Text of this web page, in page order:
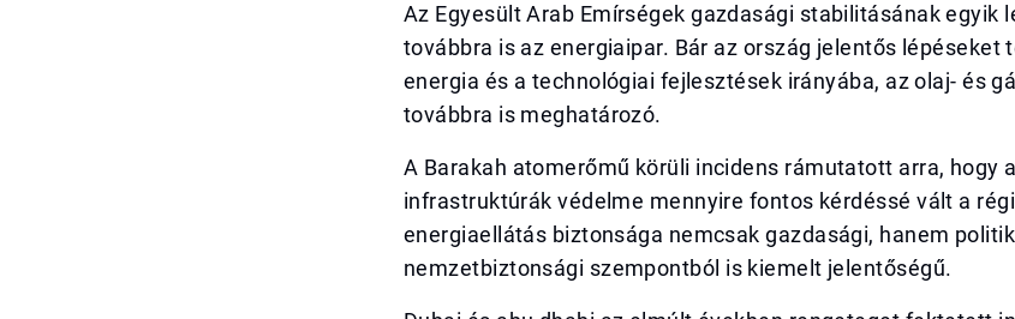
Az Egyesült Arab Emírségek gazdasági stabilitásának egyik
továbbra is az energiaipar. Bár az ország jelentős lépéseket
energia és a technológiai fejlesztések irányába, az olaj- és
továbbra is meghatározó.
A Barakah atomerőmű körüli incidens rámutatott arra, hogy
infrastruktúrák védelme mennyire fontos kérdéssé vált a
energiaellátás biztonsága nemcsak gazdasági, hanem
nemzetbiztonsági szempontból is kiemelt jelentőségű.